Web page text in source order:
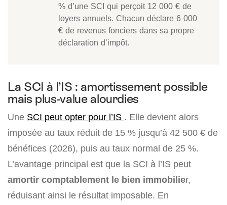
% d’une SCI qui perçoit 12 000 € de
loyers annuels. Chacun déclare 6 000
€ de revenus fonciers dans sa propre
déclaration d’impôt.
La SCI à l’IS : amortissement possible
mais plus-value alourdies
Une SCI peut opter pour l’IS . Elle devient alors
imposée au taux réduit de 15 % jusqu’à 42 500 € de
bénéfices (2026), puis au taux normal de 25 %.
L’avantage principal est que la SCI à l’IS peut
amortir comptablement le bien immobilier,
réduisant ainsi le résultat imposable. En